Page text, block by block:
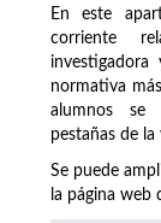
En este
corriente
normativa
alumnos se
pestañas de la
Se puede
la página web